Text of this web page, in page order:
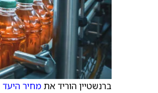
ברנשטיין הוריד את מחיר היעד